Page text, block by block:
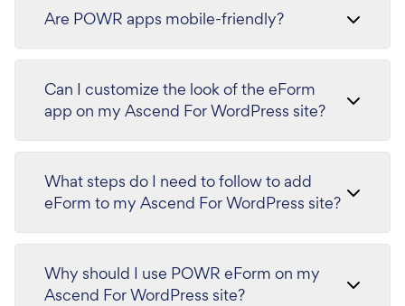
Are POWR apps mobile-friendly?
Can I customize the look of the eForm
app on my Ascend For WordPress site?
What steps do I need to follow to add
eForm to my Ascend For WordPress site?
Why should I use POWR eForm on my
Ascend For WordPress site?